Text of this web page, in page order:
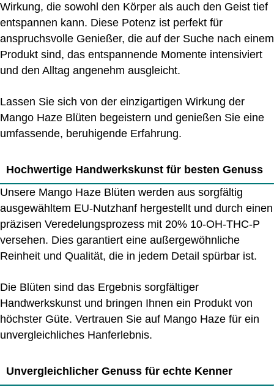
Wirkung, die sowohl den Körper als auch den Geist tief
entspannen kann. Diese Potenz ist perfekt für
anspruchsvolle Genießer, die auf der Suche nach einem
Produkt sind, das entspannende Momente intensiviert
und den Alltag angenehm ausgleicht.
Lassen Sie sich von der einzigartigen Wirkung der
Mango Haze Blüten begeistern und genießen Sie eine
umfassende, beruhigende Erfahrung.
Hochwertige Handwerkskunst für besten Genuss
Unsere Mango Haze Blüten werden aus sorgfältig
ausgewähltem EU-Nutzhanf hergestellt und durch einen
präzisen Veredelungsprozess mit 20% 10-OH-THC-P
versehen. Dies garantiert eine außergewöhnliche
Reinheit und Qualität, die in jedem Detail spürbar ist.
Die Blüten sind das Ergebnis sorgfältiger
Handwerkskunst und bringen Ihnen ein Produkt von
höchster Güte. Vertrauen Sie auf Mango Haze für ein
unvergleichliches Hanferlebnis.
Unvergleichlicher Genuss für echte Kenner